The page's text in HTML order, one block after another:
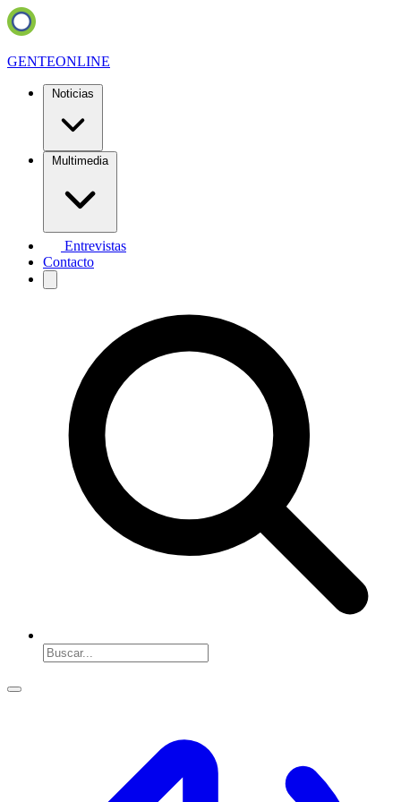
GENTEONLINE
Noticias
Multimedia
Entrevistas
Contacto